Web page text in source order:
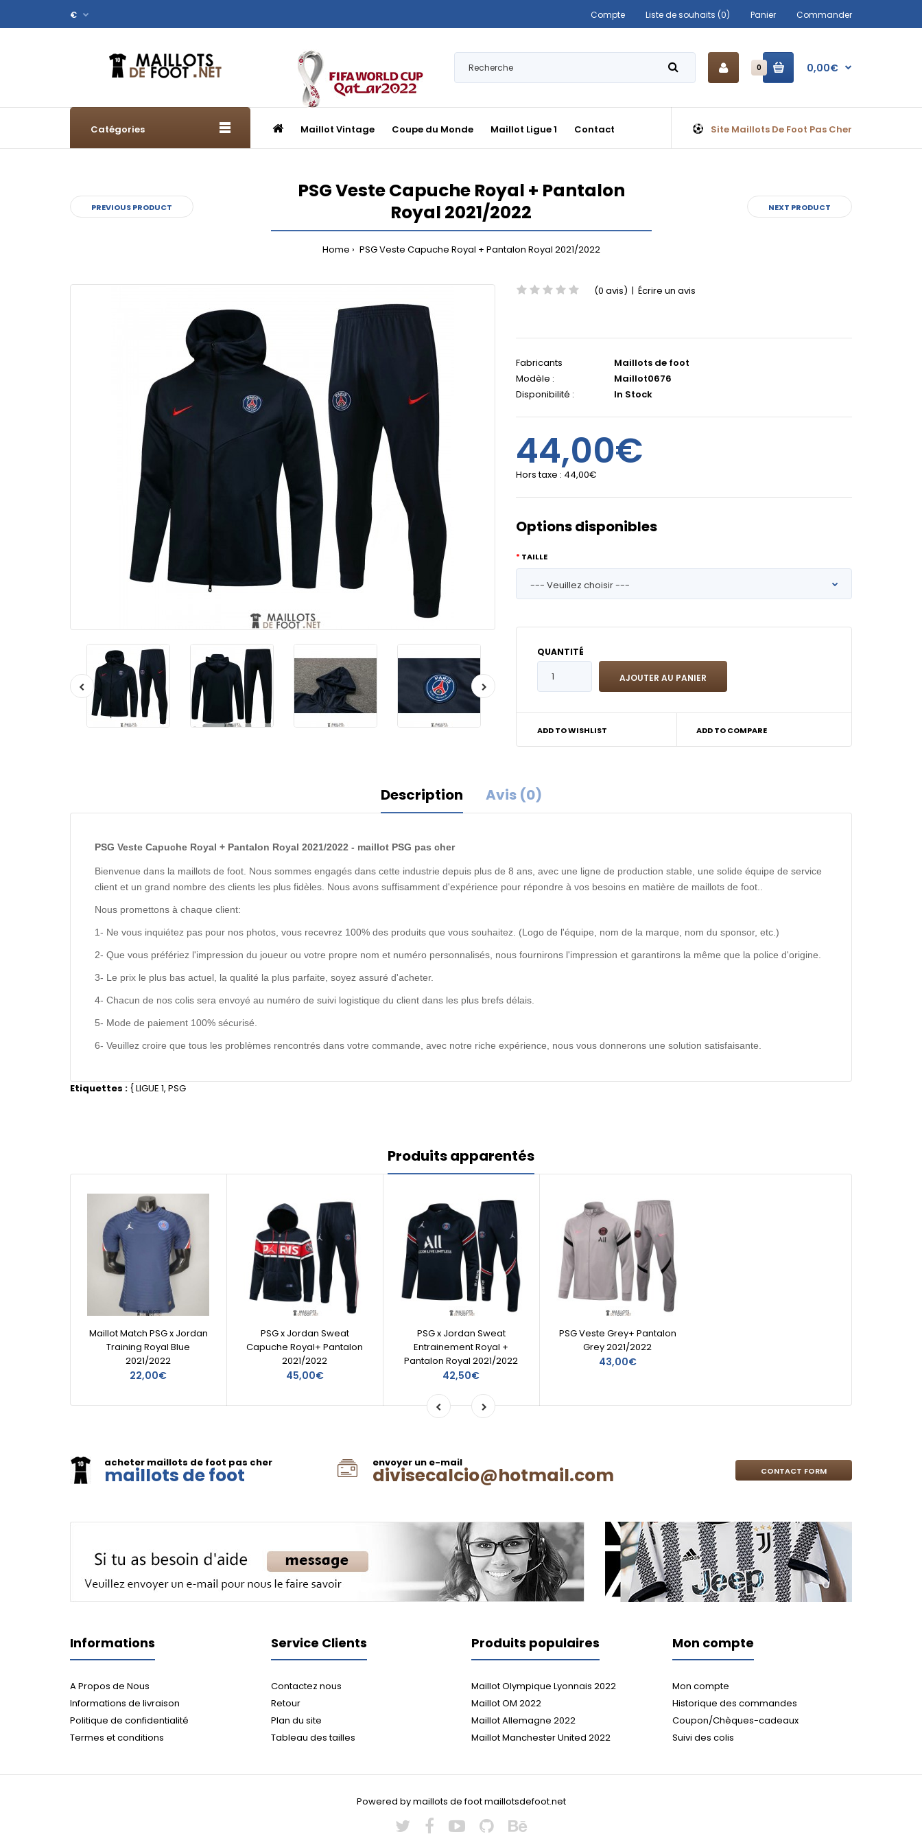
Compte Liste de souhaits (0) Panier Commander
€
0 0,00€
Catégories Maillot Vintage Coupe du Monde Maillot Ligue 1 Contact Site Maillots De Foot Pas Cher
PREVIOUS PRODUCT
PSG Veste Capuche Royal + Pantalon
Royal 2021/2022
Home PSG Veste Capuche Royal + Pantalon Royal 2021/2022
NEXT PRODUCT
(0 avis) | Écrire un avis
Fabricants
Maillots de foot
Modèle :
Maillot0676
Disponibilité :
In Stock
44,00€
Hors taxe : 44,00€
Options disponibles
TAILLE
QUANTITÉ
ADD TO WISHLIST ADD TO COMPARE
Description Avis (0)
PSG Veste Capuche Royal + Pantalon Royal 2021/2022 - maillot PSG pas cher
Bienvenue dans la maillots de foot. Nous sommes engagés dans cette industrie depuis plus de 8 ans, avec une ligne de production stable, une solide équipe de service
client et un grand nombre des clients les plus fidèles. Nous avons suffisamment d'expérience pour répondre à vos besoins en matière de maillots de foot..
Nous promettons à chaque client:
1- Ne vous inquiétez pas pour nos photos, vous recevrez 100% des produits que vous souhaitez. (Logo de l'équipe, nom de la marque, nom du sponsor, etc.)
2- Que vous préfériez l'impression du joueur ou votre propre nom et numéro personnalisés, nous fournirons l'impression et garantirons la même que la police d'origine.
3- Le prix le plus bas actuel, la qualité la plus parfaite, soyez assuré d'acheter.
4- Chacun de nos colis sera envoyé au numéro de suivi logistique du client dans les plus brefs délais.
5- Mode de paiement 100% sécurisé.
6- Veuillez croire que tous les problèmes rencontrés dans votre commande, avec notre riche expérience, nous vous donnerons une solution satisfaisante.
Etiquettes : {LIGUE 1, PSG
Produits apparentés
Maillot Match PSG x Jordan
Training Royal Blue
2021/2022
22,00€
PSG x Jordan Sweat
Capuche Royal+ Pantalon
2021/2022
45,00€
PSG x Jordan Sweat
Entrainement Royal +
Pantalon Royal 2021/2022
42,50€
PSG Veste Grey+ Pantalon
Grey 2021/2022
43,00€
acheter maillots de foot pas cher
maillots de foot
envoyer un e-mail
divisecalcio@hotmail.com CONTACT FORM
Informations
A Propos de Nous
Informations de livraison
Politique de confidentialité
Termes et conditions
Service Clients
Contactez nous
Retour
Plan du site
Tableau des tailles
Produits populaires
Maillot Olympique Lyonnais 2022
Maillot OM 2022
Maillot Allemagne 2022
Maillot Manchester United 2022
Mon compte
Mon compte
Historique des commandes
Coupon/Chèques-cadeaux
Suivi des colis
Powered by maillots de foot maillotsdefoot.net